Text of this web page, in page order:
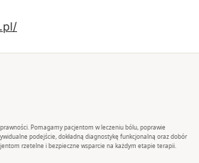
Pomagamy pacjentom w leczeniu bólu, poprawie
podejście, dokładną diagnostykę funkcjonalną oraz dobór
rzetelne i bezpieczne wsparcie na każdym etapie terapii.